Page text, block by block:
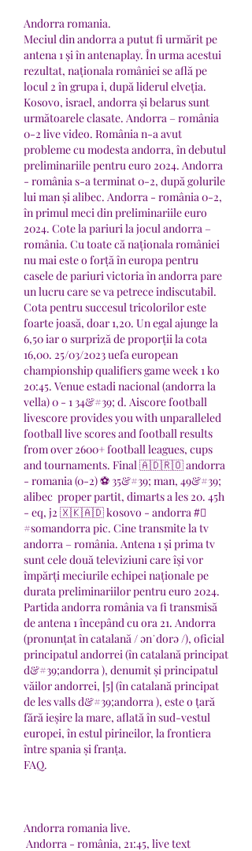
Andorra romania.
Meciul din andorra a putut fi urmărit pe
antena 1 și în antenaplay. În urma acestui
rezultat, naționala româniei se află pe
locul 2 în grupa i, după liderul elveția.
Kosovo, israel, andorra și belarus sunt
următoarele clasate. Andorra – românia
0-2 live video. România n-a avut
probleme cu modesta andorra, în debutul
preliminariile pentru euro 2024. Andorra
- românia s-a terminat 0-2, după golurile
lui man și alibec. Andorra - românia 0-2,
în primul meci din preliminariile euro
2024. Cote la pariuri la jocul andorra –
românia. Cu toate că naționala româniei
nu mai este o forță în europa pentru
casele de pariuri victoria în andorra pare
un lucru care se va petrece indiscutabil.
Cota pentru succesul tricolorilor este
foarte joasă, doar 1,20. Un egal ajunge la
6,50 iar o surpriză de proporții la cota
16,00. 25/03/2023 uefa european
championship qualifiers game week 1 ko
20:45. Venue estadi nacional (andorra la
vella) 0 - 1 34&#39; d. Aiscore football
livescore provides you with unparalleled
football live scores and football results
from over 2600+ football leagues, cups
and tournaments. Final 🇦🇩🇷🇴 andorra
- romania (0-2) ⚽️ 35&#39; man, 49&#39;
alibec  proper partit, dimarts a les 20. 45h
- eq, j2 🇽🇰🇦🇩 kosovo - andorra #⃣
#somandorra pic. Cine transmite la tv
andorra – românia. Antena 1 și prima tv
sunt cele două televiziuni care își vor
împărți meciurile echipei naționale pe
durata preliminariilor pentru euro 2024.
Partida andorra românia va fi transmisă
de antena 1 începând cu ora 21. Andorra
(pronunțat în catalană / ənˈdorə /), oficial
principatul andorrei (în catalană principat
d&#39;andorra ), denumit și principatul
văilor andorrei, [5] (în catalană principat
de les valls d&#39;andorra ), este o țară
fără ieșire la mare, aflată în sud-vestul
europei, în estul pirineilor, la frontiera
între spania și franța.
FAQ.
Andorra romania live.